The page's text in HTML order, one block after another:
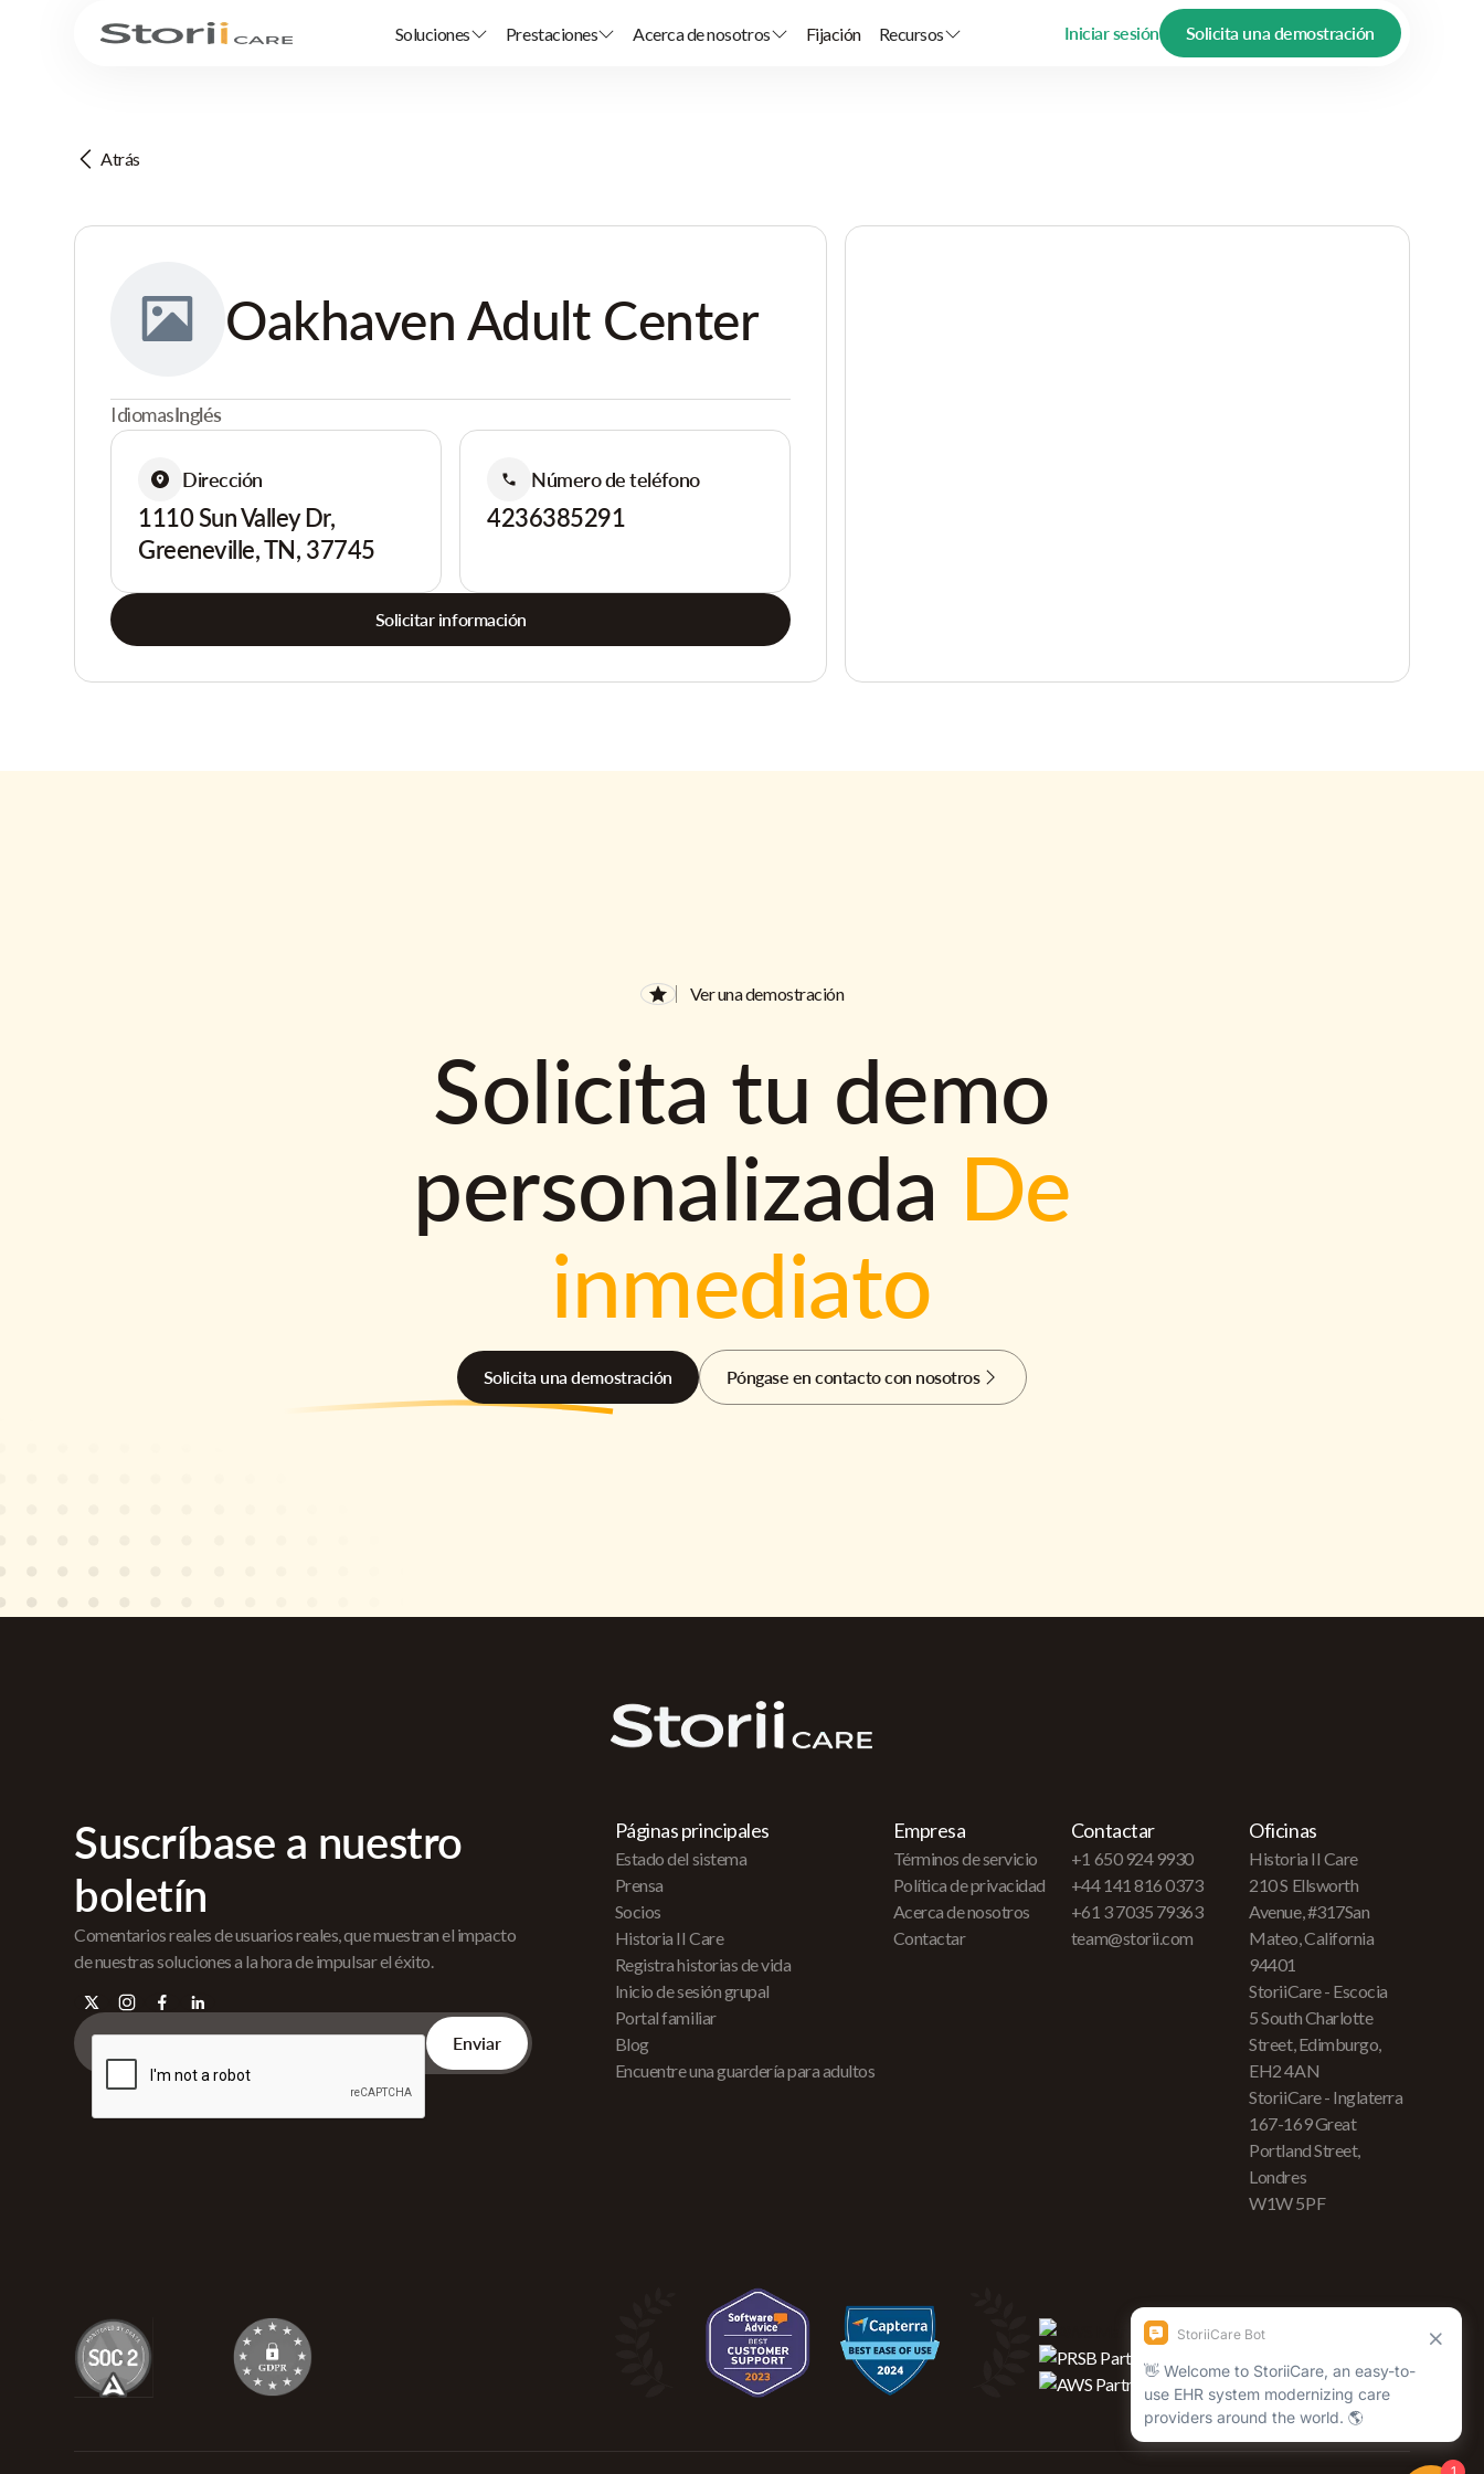
Soluciones Prestaciones Acerca de nosotros Fijación Recursos Iniciar sesión Solicita una demostración
Atrás
Oakhaven Adult Center
IdiomasInglés
Dirección
1110 Sun Valley Dr,
Greeneville, TN, 37745
Número de teléfono
4236385291
Solicitar información
Ver una demostración
Solicita tu demo
personalizada De
inmediato
Solicita una demostración Póngase en contacto con nosotros
Suscríbase a nuestro
boletín
Comentarios reales de usuarios reales, que muestran el impacto
de nuestras soluciones a la hora de impulsar el éxito.
Páginas principales
Estado del sistema
Prensa
Socios
Historia II Care
Registra historias de vida
Inicio de sesión grupal
Portal familiar
Blog
Encuentre una guardería para adultos
Empresa
Términos de servicio
Política de privacidad
Acerca de nosotros
Contactar
Contactar
+1 650 924 9930
+44 141 816 0373
+61 3 7035 79363
team@storii.com
Oficinas
Historia II Care
210 S Ellsworth
Avenue, #317San
Mateo, California
94401
StoriiCare - Escocia
5 South Charlotte
Street, Edimburgo,
EH2 4AN
StoriiCare - Inglaterra
167-169 Great
Portland Street,
Londres
W1W 5PF